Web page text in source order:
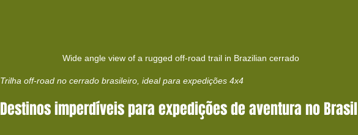
Wide angle view of a rugged off-road trail in Brazilian cerrado
Trilha off-road no cerrado brasileiro, ideal para expedições 4x4
Destinos imperdíveis para expedições de aventura no Brasil